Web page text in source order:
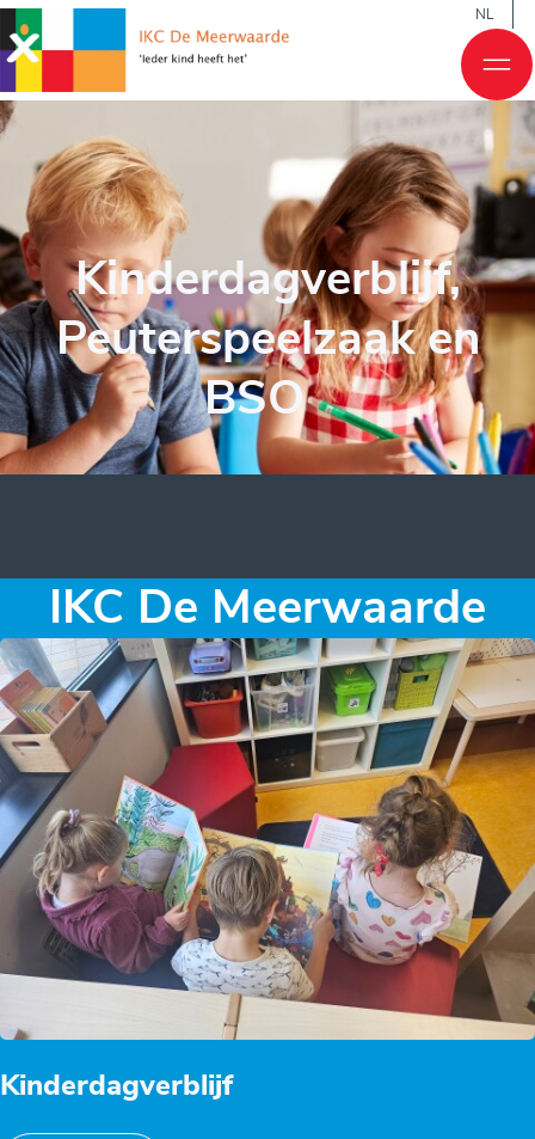
NL
Kinderdagverblijf,
Peuterspeelzaak en
BSO
IKC De Meerwaarde
Kinderdagverblijf